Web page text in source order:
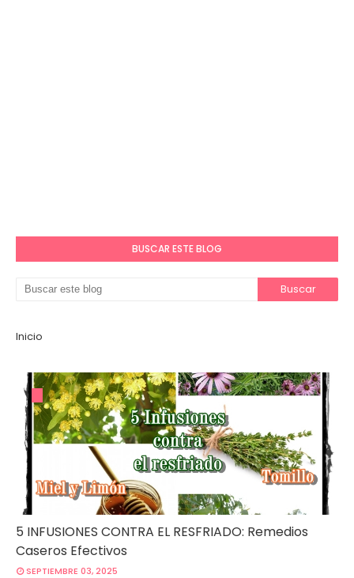
BUSCAR ESTE BLOG
Inicio
5 INFUSIONES CONTRA EL RESFRIADO: Remedios
Caseros Efectivos
SEPTIEMBRE 03, 2025